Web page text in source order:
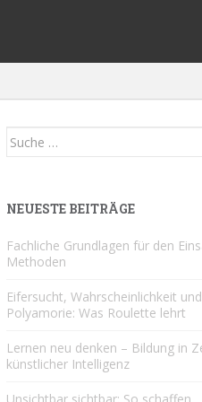
Suche
NEUESTE BEITRÄGE
Fachliche Grundlagen für den
Methoden
Eifersucht, Wahrscheinlichkeit und
Polyamorie: Was Roulette lehrt
Lernen neu denken – Bildung in
künstlicher Intelligenz